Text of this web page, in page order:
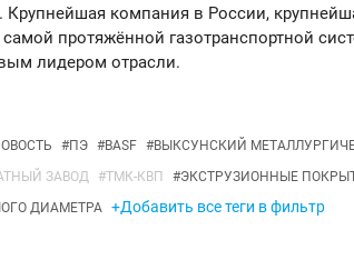
Крупнейшая компания в России,
протяжённой газотранспортной
лидером отрасли.
#ПЭ #BASF #ВЫКСУНСКИЙ
ЗАВОД #ТМК-КВП #ЭКСТРУЗИОННЫЕ
ДИАМЕТРА +Добавить все теги в фильтр